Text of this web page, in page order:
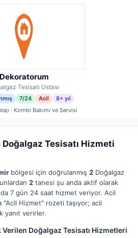
Dekoratorum
Tesisatı Ustası
7/24 Acil
8+ yıl
· Kombi Bakımı ve Servisi
Tesisatı Hizmeti
bölgesi için doğrulanmış 2 Doğalgaz
2 tanesi şu anda aktif olarak
7 gün 24 saat hizmet veriyor. Acil
"Acil Hizmet" rozeti taşıyor; acil
yanıt verirler.
Verilen Doğalgaz Tesisatı Hizmetleri